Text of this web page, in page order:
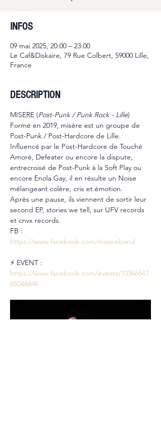
INFOS
09 mai 2025, 20:00 – 23:00
Le Caf&Diskaire, 79 Rue Colbert, 59000 Lille,
France
DESCRIPTION
MISERE (Post-Punk / Punk Rock - Lille)
Formé en 2019, misère est un groupe de
Post-Punk / Post-Hardcore de Lille.
Influencé par le Post-Hardcore de Touché
Amoré, Defeater ou encore la dispute,
entrecroisé de Post-Punk à la Soft Play ou
encore Enola Gay, il en résulte un Noise
mélangeant colère, cris et émotion.
Après une pause, ils viennent de sortir leur
second EP, stories we tell, sur UFV records
et cnvx records.
FB :
https://www.facebook.com/misereband
⚡ EVENT :
https://www.facebook.com/events/10366647
65046648